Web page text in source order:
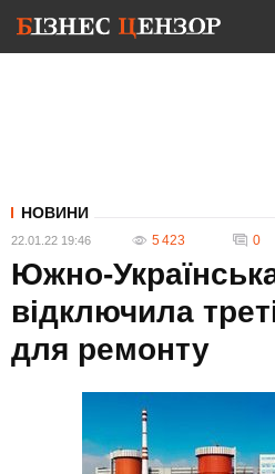
НОВИНИ
22.01.22 19:46 5 423 0
Южно-
відключила
для ремонту